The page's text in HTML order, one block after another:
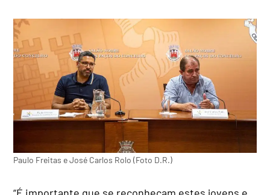
Paulo Freitas e José Carlos Rolo (Foto D.R.)